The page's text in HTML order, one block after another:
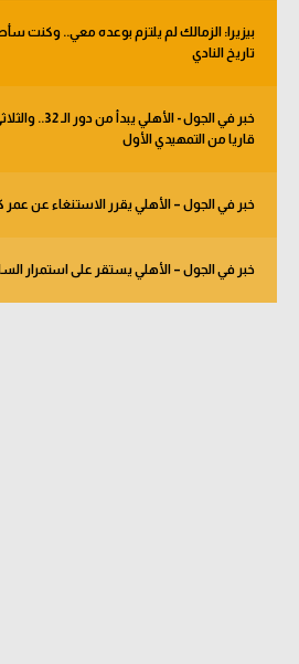
بيزيرا: الزمالك لم يلتزم بوعده معي.. وكنت
تاريخ النادي
خبر في الجول -
قاريا من التمهيدي الأول
خبر في الجول – الأهلي يقرر الاستنغاء عن عمر
خبر في الجول – الأهلي يستقر على استمرار